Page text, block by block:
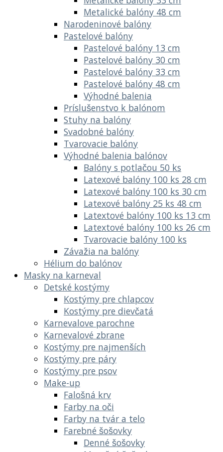
Metalické balóny 48 cm
Narodeninové balóny
Pastelové balóny
Pastelové balóny 13 cm
Pastelové balóny 30 cm
Pastelové balóny 33 cm
Pastelové balóny 48 cm
Výhodné balenia
Príslušenstvo k balónom
Stuhy na balóny
Svadobné balóny
Tvarovacie balóny
Výhodné balenia balónov
Balóny s potlačou 50 ks
Latexové balóny 100 ks 28 cm
Latexové balóny 100 ks 30 cm
Latexové balóny 25 ks 48 cm
Latextové balóny 100 ks 13 cm
Latextové balóny 100 ks 26 cm
Tvarovacie balóny 100 ks
Závažia na balóny
Hélium do balónov
Masky na karneval
Detské kostýmy
Kostýmy pre chlapcov
Kostýmy pre dievčatá
Karnevalove parochne
Karnevalové zbrane
Kostýmy pre najmenších
Kostýmy pre páry
Kostýmy pre psov
Make-up
Falošná krv
Farby na oči
Farby na tvár a telo
Farebné šošovky
Denné šošovky